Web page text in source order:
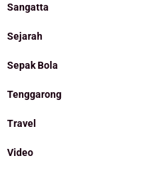
Sangatta
Sejarah
Sepak Bola
Tenggarong
Travel
Video